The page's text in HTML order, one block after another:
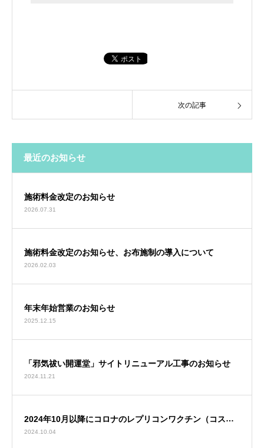
次の記事
最近のお知らせ
施術料金改定のお知らせ
2026.07.31
施術料金改定のお知らせ、お布施制の導入について
2026.02.03
年末年始営業のお知らせ
2025.12.15
「邪気祓い開運堂」サイトリニューアル工事のお知らせ
2024.11.21
2024年10月以降にコロナのレプリコンワクチン（コスタ
イベ筋注）を接種した方は受診できません
2024.10.04